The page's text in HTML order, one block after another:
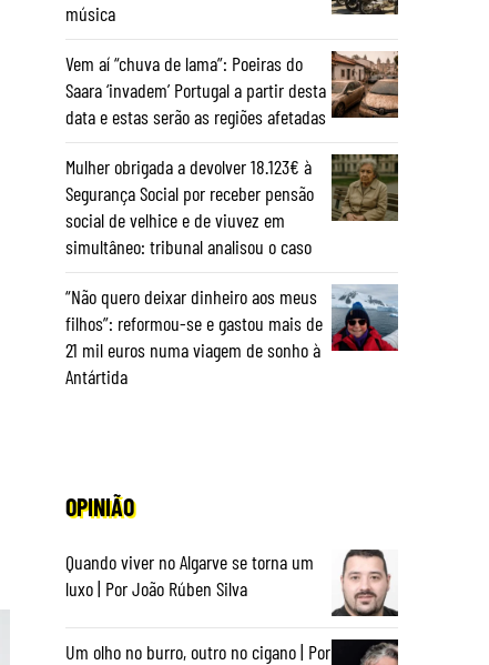
música
Vem aí “chuva de lama”: Poeiras do
Saara ‘invadem’ Portugal a partir desta
data e estas serão as regiões afetadas
Mulher obrigada a devolver 18.123€ à
Segurança Social por receber pensão
social de velhice e de viuvez em
simultâneo: tribunal analisou o caso
“Não quero deixar dinheiro aos meus
filhos”: reformou-se e gastou mais de
21 mil euros numa viagem de sonho à
Antártida
OPINIÃO
Quando viver no Algarve se torna um
luxo | Por João Rúben Silva
Um olho no burro, outro no cigano | Por